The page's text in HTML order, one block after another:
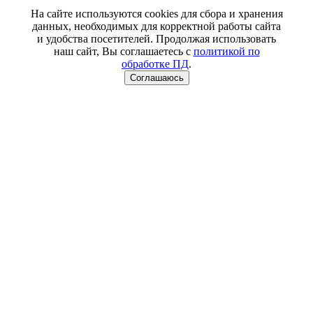
На сайте используются cookies для сбора и хранения
данных, необходимых для корректной работы сайта
и удобства посетителей. Продолжая использовать
наш сайт, Вы соглашаетесь с политикой по
обработке ПД.
Соглашаюсь